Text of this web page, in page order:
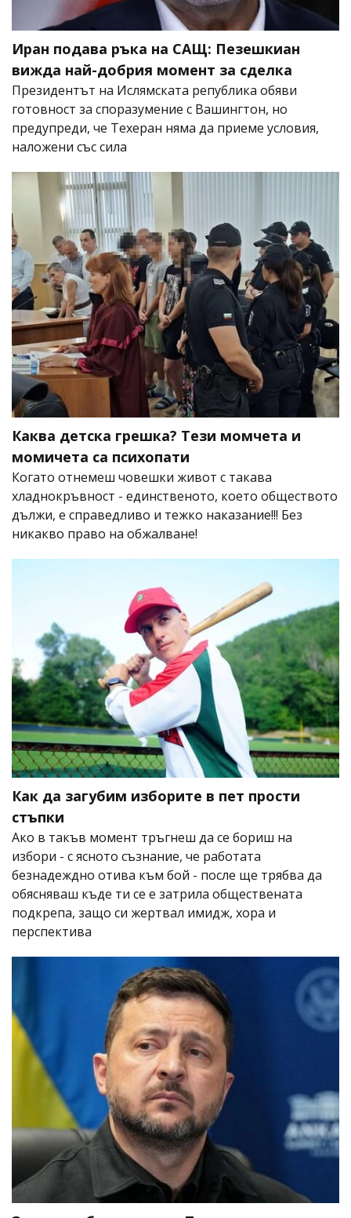
Иран подава ръка на САЩ: Пезешкиан
вижда най-добрия момент за сделка
Президентът на Ислямската република обяви
готовност за споразумение с Вашингтон, но
предупреди, че Техеран няма да приеме условия,
наложени със сила
Каква детска грешка? Тези момчета и
момичета са психопати
Когато отнемеш човешки живот с такава
хладнокръвност - единственото, което обществото
дължи, е справедливо и тежко наказание!!! Без
никакво право на обжалване!
Как да загубим изборите в пет прости
стъпки
Ако в такъв момент тръгнеш да се бориш на
избори - с ясното съзнание, че работата
безнадеждно отива към бой - после ще трябва да
обясняваш къде ти се е затрила обществената
подкрепа, защо си жертвал имидж, хора и
перспектива